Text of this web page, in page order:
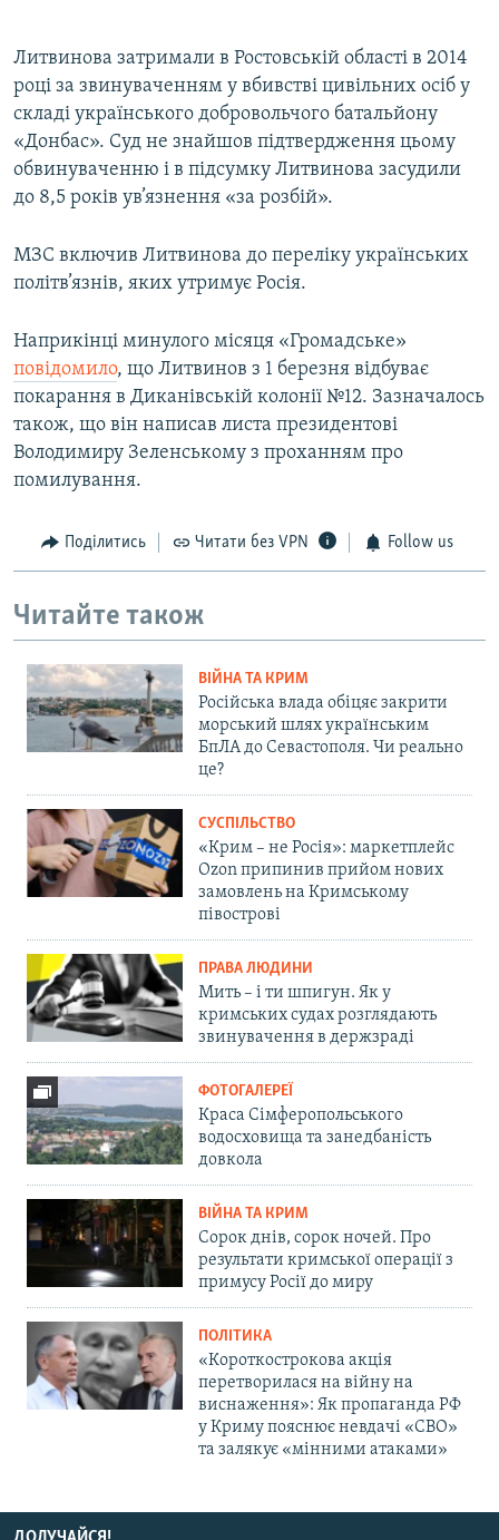
Литвинова затримали в Ростовській області в 2014
році за звинуваченням у вбивстві цивільних осіб у
складі українського добровольчого батальйону
«Донбас». Суд не знайшов підтвердження цьому
обвинуваченню і в підсумку Литвинова засудили
до 8,5 років ув’язнення «за розбій».
МЗС включив Литвинова до переліку українських
політв’язнів, яких утримує Росія.
Наприкінці минулого місяця «Громадське»
повідомило, що Литвинов з 1 березня відбуває
покарання в Диканівській колонії №12. Зазначалось
також, що він написав листа президентові
Володимиру Зеленському з проханням про
помилування.
Поділитись Читати без VPN Follow us
Читайте також
ВІЙНА ТА КРИМ
Російська влада обіцяє закрити
морський шлях українським
БпЛА до Севастополя. Чи реально
це?
СУСПІЛЬСТВО
«Крим – не Росія»: маркетплейс
Ozon припинив прийом нових
замовлень на Кримському
півострові
ПРАВА ЛЮДИНИ
Мить – і ти шпигун. Як у
кримських судах розглядають
звинувачення в держзраді
ФОТОГАЛЕРЕЇ
Краса Сімферопольського
водосховища та занедбаність
довкола
ВІЙНА ТА КРИМ
Сорок днів, сорок ночей. Про
результати кримської операції з
примусу Росії до миру
ПОЛІТИКА
«Короткострокова акція
перетворилася на війну на
виснаження»: Як пропаганда РФ
у Криму пояснює невдачі «СВО»
та залякує «мінними атаками»